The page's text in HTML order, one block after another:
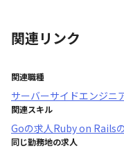
関連リンク
関連職種
サーバーサイドエンジニ
関連スキル
Goの求人Ruby on Rails
同じ勤務地の求人